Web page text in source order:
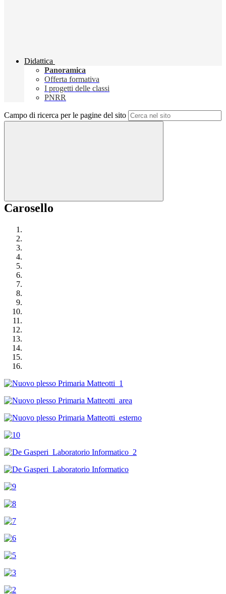
Didattica
Panoramica
Offerta formativa
I progetti delle classi
PNRR
Campo di ricerca per le pagine del sito
Carosello